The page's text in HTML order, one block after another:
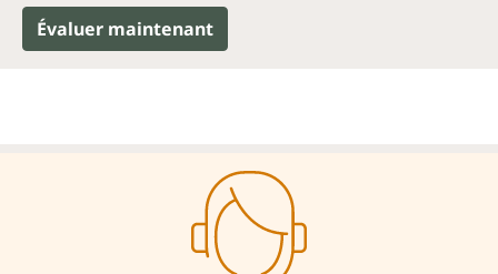
Évaluer maintenant